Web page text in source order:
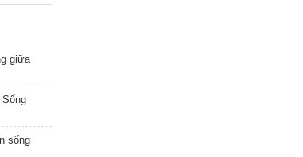
giữa
sống